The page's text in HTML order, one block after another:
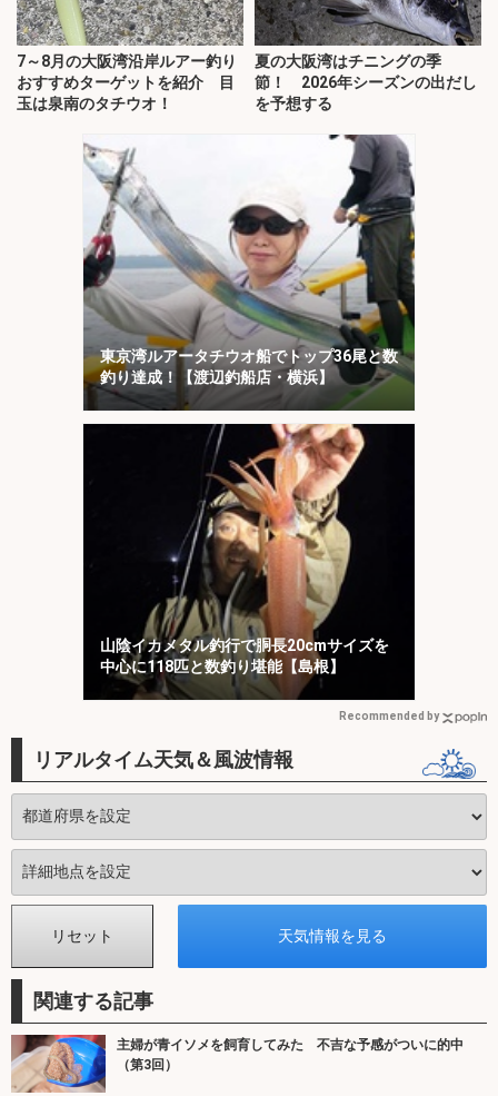
7～8月の大阪湾沿岸ルアー釣り
おすすめターゲットを紹介 目
玉は泉南のタチウオ！
夏の大阪湾はチニングの季
節！ 2026年シーズンの出だし
を予想する
東京湾ルアータチウオ船でトップ36尾と数
釣り達成！【渡辺釣船店・横浜】
山陰イカメタル釣行で胴長20cmサイズを
中心に118匹と数釣り堪能【島根】
Recommended by
リアルタイム天気＆風波情報
関連する記事
主婦が青イソメを飼育してみた 不吉な予感がついに的中
（第3回）